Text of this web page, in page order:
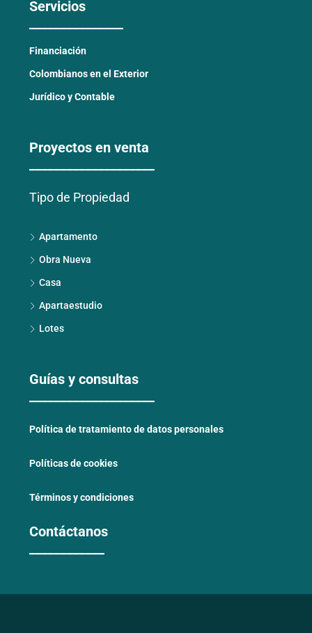
Servicios
Financiación
Colombianos en el Exterior
Jurídico y Contable
Proyectos en venta
Tipo de Propiedad
Apartamento
Obra Nueva
Casa
Apartaestudio
Lotes
Guías y consultas
Política de tratamiento de datos personales
Políticas de cookies
Términos y condiciones
Contáctanos